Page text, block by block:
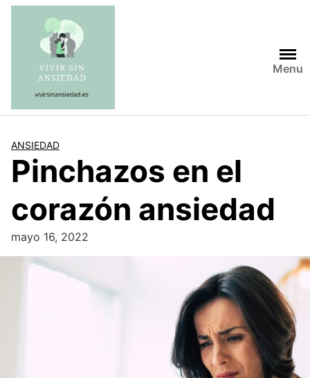
Saltar
contenido
Menu
ANSIEDAD
Pinchazos en el
corazón ansiedad
mayo 16, 2022